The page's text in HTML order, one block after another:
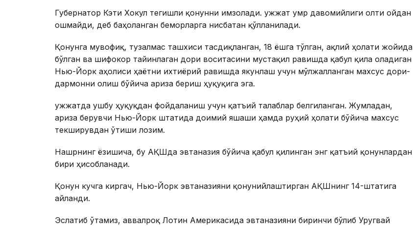
Губернатор Кэти Хокул тегишли қонунни имзолади. Ҳужжат умр давомийлиги олти ойдан
ошмайди, деб баҳоланган беморларга нисбатан қўлланилади.
Қонунга мувофиқ, тузалмас ташхиси тасдиқланган, 18 ёшга тўлган, ақлий ҳолати жойида
бўлган ва шифокор тайинлаган дори воситасини мустақил равишда қабул қила оладиган
Нью-Йорк аҳолиси ҳаётни ихтиёрий равишда якунлаш учун мўлжалланган махсус дори-
дармонни олиш бўйича ариза бериш ҳуқуқига эга.
Ҳужжатда ушбу ҳуқуқдан фойдаланиш учун қатъий талаблар белгиланган. Жумладан,
ариза берувчи Нью-Йорк штатида доимий яшаши ҳамда руҳий ҳолати бўйича махсус
текширувдан ўтиши лозим.
Нашрнинг ёзишича, бу АҚШда эвтаназия бўйича қабул қилинган энг қатъий қонунлардан
бири ҳисобланади.
Қонун кучга киргач, Нью-Йорк эвтаназияни қонунийлаштирган АҚШнинг 14-штатига
айланди.
Эслатиб ўтамиз, аввалроқ Лотин Америкасида эвтаназияни биринчи бўлиб Уругвай